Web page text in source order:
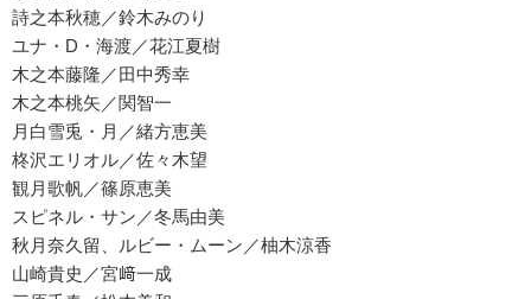
詩之本秋穂／鈴木みのり
ユナ・D・海渡／花江夏樹
木之本藤隆／田中秀幸
木之本桃矢／関智一
月白雪兎・月／緒方恵美
柊沢エリオル／佐々木望
観月歌帆／篠原恵美
スピネル・サン／冬馬由美
秋月奈久留、ルビー・ムーン／柚木涼香
山崎貴史／宮﨑一成